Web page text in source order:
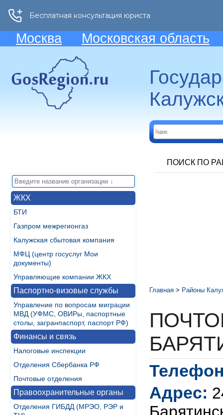
Москва Московская область
ПОИСК ПО
ЖКХ
БТИ
Газпром межрегионгаз
Калужская сбытовая компания
МФЦ (центр госуслуг Мои
документы)
Управляющие компании ЖКХ
Паспортно-визовые службы
Управление по вопросам миграции
МВД (УФМС, ОВИРы, паспортные
столы, загранпаспорт, паспорт РФ)
Финансы и связь
Налоговые инспекции
Отделения Сбербанка РФ
Почтовые отделения
Правоохранительные органы
Отделения ГИБДД (МРЭО, РЭР и
Главная > Районы
Адрес: